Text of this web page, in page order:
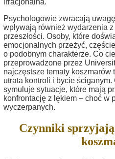
irracjonalna.
Psychologowie zwracają
wpływają również wydarzenia
przeszłości. Osoby, które
emocjonalnych przeżyć,
o podobnym charakterze. Co
przeprowadzone przez
najczęstsze tematy koszmarów
utrata kontroli i bycie
symuluje sytuacje, które mają
konfrontację z lękiem – choć w
wyczerpanych.
Czynniki